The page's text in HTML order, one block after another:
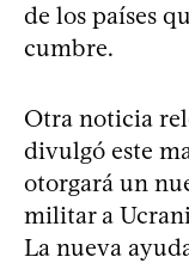
de los países
cumbre.
Otra noticia
divulgó este
otorgará un
militar a
La nueva